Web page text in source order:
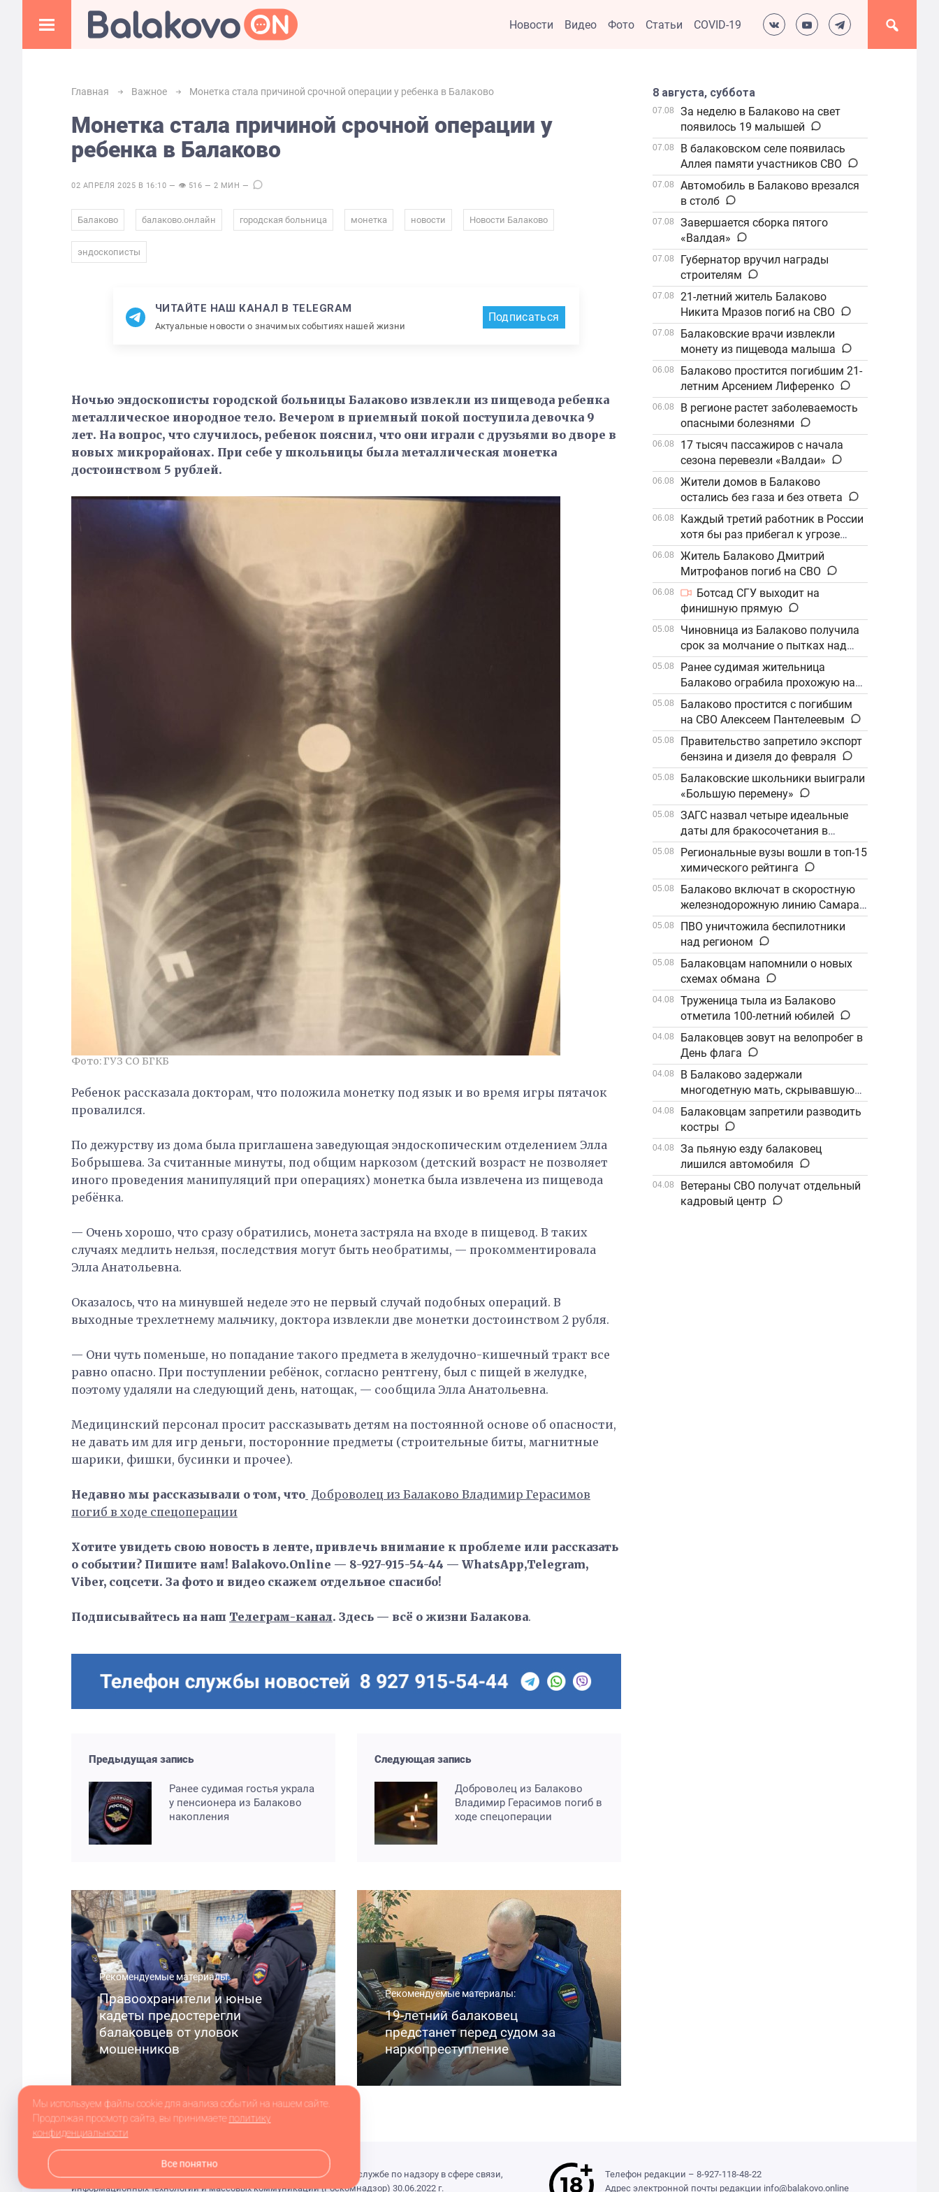
Новости Видео Фото Статьи COVID-19
Главная Важное Монетка стала причиной срочной операции у ребенка в Балаково
Монетка стала причиной срочной операции у
ребенка в Балаково
02 АПРЕЛЯ 2025 В 16:10 — 👁 516 — 2 МИН —
Балаково балаково.онлайн городская больница монетка новости Новости Балаково
эндоскописты
ЧИТАЙТЕ НАШ КАНАЛ В TELEGRAM
Актуальные новости о значимых событиях нашей жизни
Подписаться
Ночью эндоскописты городской больницы Балаково извлекли из пищевода ребенка
металлическое инородное тело. Вечером в приемный покой поступила девочка 9
лет. На вопрос, что случилось, ребенок пояснил, что они играли с друзьями во дворе в
новых микрорайонах. При себе у школьницы была металлическая монетка
достоинством 5 рублей.
Фото: ГУЗ СО БГКБ
Ребенок рассказала докторам, что положила монетку под язык и во время игры пятачок
провалился.
По дежурству из дома была приглашена заведующая эндоскопическим отделением Элла
Бобрышева. За считанные минуты, под общим наркозом (детский возраст не позволяет
иного проведения манипуляций при операциях) монетка была извлечена из пищевода
ребёнка.
— Очень хорошо, что сразу обратились, монета застряла на входе в пищевод. В таких
случаях медлить нельзя, последствия могут быть необратимы, — прокомментировала
Элла Анатольевна.
Оказалось, что на минувшей неделе это не первый случай подобных операций. В
выходные трехлетнему мальчику, доктора извлекли две монетки достоинством 2 рубля.
— Они чуть поменьше, но попадание такого предмета в желудочно-кишечный тракт все
равно опасно. При поступлении ребёнок, согласно рентгену, был с пищей в желудке,
поэтому удаляли на следующий день, натощак, — сообщила Элла Анатольевна.
Медицинский персонал просит рассказывать детям на постоянной основе об опасности,
не давать им для игр деньги, посторонние предметы (строительные биты, магнитные
шарики, фишки, бусинки и прочее).
Недавно мы рассказывали о том, что Доброволец из Балаково Владимир Герасимов
погиб в ходе спецоперации
Хотите увидеть свою новость в ленте, привлечь внимание к проблеме или рассказать
о событии? Пишите нам! Balakovo.Online — 8-927-915-54-44 — WhatsApp,Telegram,
Viber, соцсети. За фото и видео скажем отдельное спасибо!
Подписывайтесь на наш Телеграм-канал. Здесь — всё о жизни Балакова.
Предыдущая запись
Ранее судимая гостья украла
у пенсионера из Балаково
накопления
Следующая запись
Доброволец из Балаково
Владимир Герасимов погиб в
ходе спецоперации
Рекомендуемые материалы:
Правоохранители и юные
кадеты предостерегли
балаковцев от уловок
мошенников
Рекомендуемые материалы:
19-летний балаковец
предстанет перед судом за
наркопреступление
8 августа, суббота
07.08
За неделю в Балаково на свет
появилось 19 малышей
07.08
В балаковском селе появилась
Аллея памяти участников СВО
07.08
Автомобиль в Балаково врезался
в столб
07.08
Завершается сборка пятого
«Валдая»
07.08
Губернатор вручил награды
строителям
07.08
21-летний житель Балаково
Никита Мразов погиб на СВО
07.08
Балаковские врачи извлекли
монету из пищевода малыша
06.08
Балаково простится погибшим 21-
летним Арсением Лиференко
06.08
В регионе растет заболеваемость
опасными болезнями
06.08
17 тысяч пассажиров с начала
сезона перевезли «Валдаи»
06.08
Жители домов в Балаково
остались без газа и без ответа
06.08
Каждый третий работник в России
хотя бы раз прибегал к угрозе
увольнения
06.08
Житель Балаково Дмитрий
Митрофанов погиб на СВО
06.08
Ботсад СГУ выходит на
финишную прямую
05.08
Чиновница из Балаково получила
срок за молчание о пытках над
детьми
05.08
Ранее судимая жительница
Балаково ограбила прохожую на
улице
05.08
Балаково простится с погибшим
на СВО Алексеем Пантелеевым
05.08
Правительство запретило экспорт
бензина и дизеля до февраля
05.08
Балаковские школьники выиграли
«Большую перемену»
05.08
ЗАГС назвал четыре идеальные
даты для бракосочетания в
сентябре
05.08
Региональные вузы вошли в топ-15
химического рейтинга
05.08
Балаково включат в скоростную
железнодорожную линию Самара–
Саратов
05.08
ПВО уничтожила беспилотники
над регионом
05.08
Балаковцам напомнили о новых
схемах обмана
04.08
Труженица тыла из Балаково
отметила 100-летний юбилей
04.08
Балаковцев зовут на велопробег в
День флага
04.08
В Балаково задержали
многодетную мать, скрывавшуюся
от алиментов
04.08
Балаковцам запретили разводить
костры
04.08
За пьяную езду балаковец
лишился автомобиля
04.08
Ветераны СВО получат отдельный
кадровый центр
Сетевое издание balakovo.online зарегистрировано в Федеральной службе по надзору в сфере связи,
информационных технологий и массовых коммуникаций (Роскомнадзор) 30.06.2022 г.
Телефон редакции – 8-927-118-48-22
Адрес электронной почты редакции info@balakovo.online
Мы используем файлы cookie для анализа событий на нашем сайте.
Продолжая просмотр сайта, вы принимаетеполитику
конфиденциальности
Все понятно